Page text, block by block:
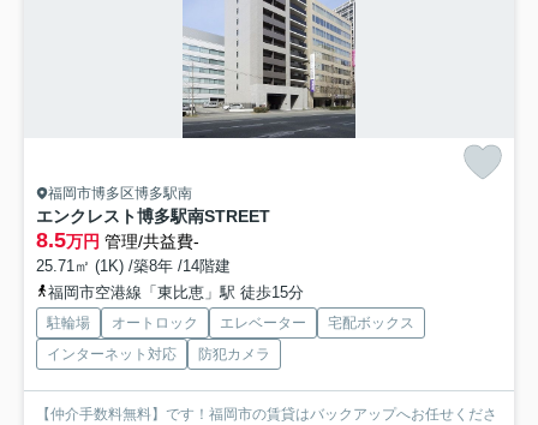
福岡市博多区博多駅南
エンクレスト博多駅南STREET
8.5万円 管理/共益費-
25.71㎡ (1K) /築8年 /14階建
福岡市空港線「東比恵」駅 徒歩15分
駐輪場 オートロック エレベーター
宅配ボックス
インターネット対応
防犯カメラ
【仲介手数料無料】です！福岡市の賃貸はバックアップへお任せくださ